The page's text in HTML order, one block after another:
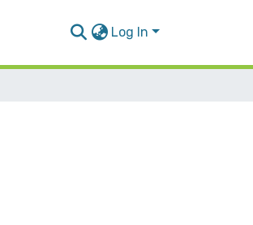
Log In